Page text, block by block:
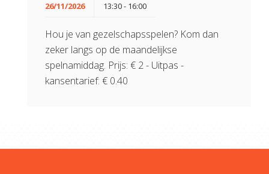
26/11/2026 13:30 - 16:00
Hou je van gezelschapsspelen? Kom dan
zeker langs op de maandelijkse
spelnamiddag. Prijs: € 2 - Uitpas -
kansentarief: € 0.40